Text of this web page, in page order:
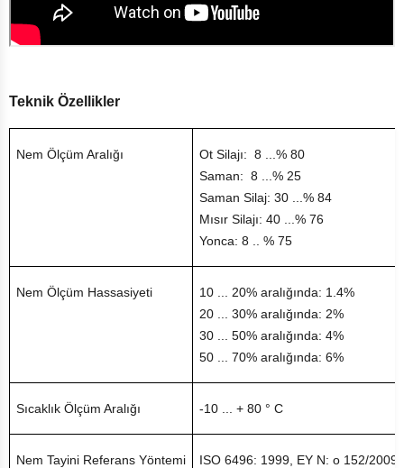
Teknik Özellikler
Nem Ölçüm Aralığı
Ot Silajı: 8 ...% 80
Saman: 8 ...% 25
Saman Silaj: 30 ...% 84
Mısır Silajı: 40 ...% 76
Yonca: 8 .. % 75
Nem Ölçüm Hassasiyeti
10 ... 20% aralığında: 1.4%
20 ... 30% aralığında: 2%
30 ... 50% aralığında: 4%
50 ... 70% aralığında: 6%
Sıcaklık Ölçüm Aralığı -10 ... + 80 ° C
Nem Tayini Referans Yöntemi ISO 6496: 1999, EY N: o 152/2009